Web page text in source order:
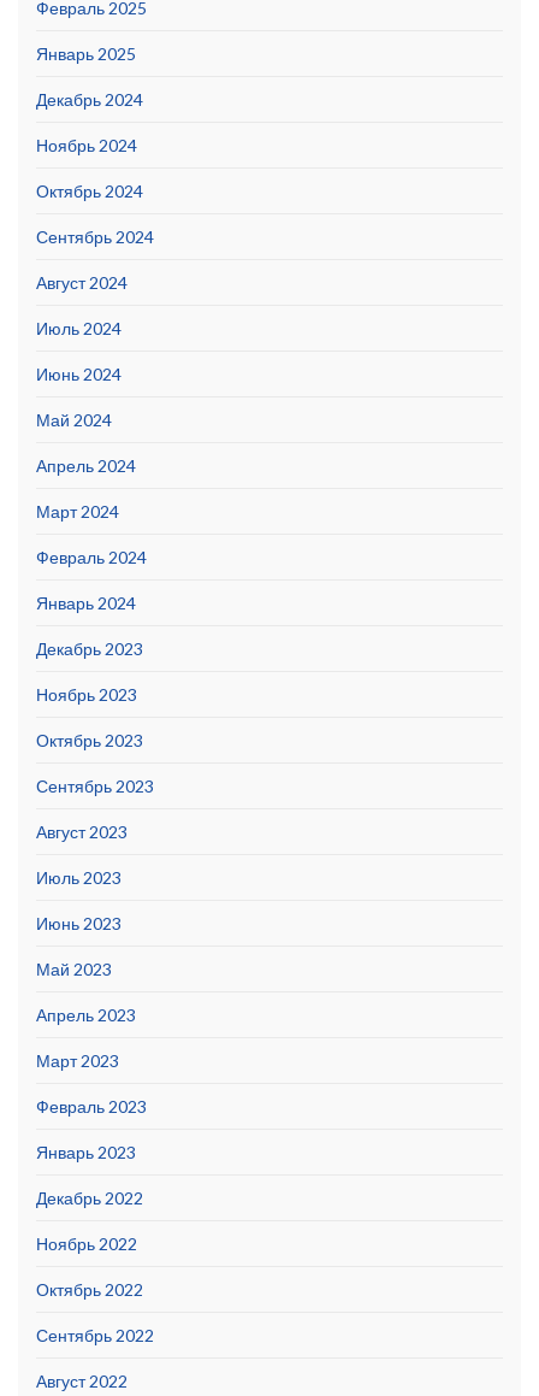
Февраль 2025
Январь 2025
Декабрь 2024
Ноябрь 2024
Октябрь 2024
Сентябрь 2024
Август 2024
Июль 2024
Июнь 2024
Май 2024
Апрель 2024
Март 2024
Февраль 2024
Январь 2024
Декабрь 2023
Ноябрь 2023
Октябрь 2023
Сентябрь 2023
Август 2023
Июль 2023
Июнь 2023
Май 2023
Апрель 2023
Март 2023
Февраль 2023
Январь 2023
Декабрь 2022
Ноябрь 2022
Октябрь 2022
Сентябрь 2022
Август 2022